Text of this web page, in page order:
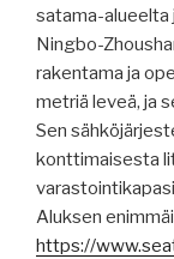
satama-alueelta
Ningbo-
rakentama ja
metriä leveä, ja
Sen
konttimaisesta
Aluksen
https://